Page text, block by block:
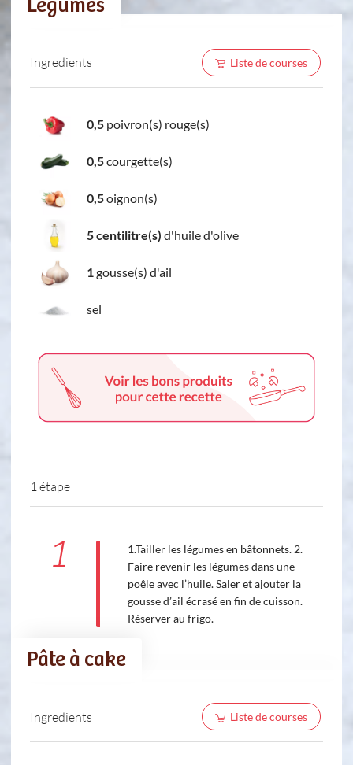
Légumes
Ingredients Liste de courses
0,5 poivron(s) rouge(s)
0,5courgette(s)
0,5oignon(s)
5 centilitre(s) d'huile d'olive
1gousse(s) d'ail
sel
1 étape
1
1.Tailler les légumes en bâtonnets. 2.
Faire revenir les légumes dans une
poêle avec l’huile. Saler et ajouter la
gousse d’ail écrasé en fin de cuisson.
Réserver au frigo.
Pâte à cake
Ingredients Liste de courses